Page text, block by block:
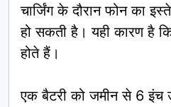
चार्जिंग के दौरान फोन का
हो सकती है। यही कारण है
होते हैं।
एक बैटरी को जमीन से 6 इंच